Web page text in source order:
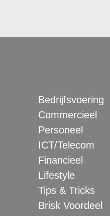
Bedrijfsvoering
Commercieel
Personeel
ICT/Telecom
Financieel
Lifestyle
Tips & Tricks
Brisk Voordeel